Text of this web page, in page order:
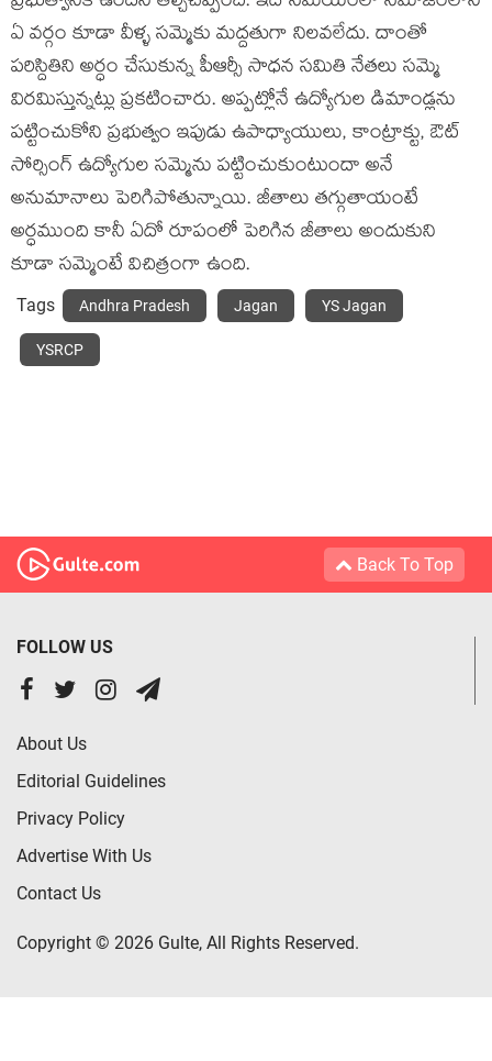
ఏ వర్గం కూడా వీళ్ళ సమ్మెకు మద్దతుగా నిలవలేదు. దాంతో
పరిస్దితిని అర్ధం చేసుకున్న పీఆర్సీ సాధన సమితి నేతలు సమ్మె
విరమిస్తున్నట్లు ప్రకటించారు. అప్పట్లోనే ఉద్యోగుల డిమాండ్లను
పట్టించుకోని ప్రభుత్వం ఇపుడు ఉపాధ్యాయులు, కాంట్రాక్టు, ఔట్
సోర్సింగ్ ఉద్యోగుల సమ్మెను పట్టించుకుంటుందా అనే
అనుమానాలు పెరిగిపోతున్నాయి. జీతాలు తగ్గుతాయంటే
అర్ధముంది కానీ ఏదో రూపంలో పెరిగిన జీతాలు అందుకుని
కూడా సమ్మెంటే విచిత్రంగా ఉంది.
Tags Andhra Pradesh Jagan YS Jagan
YSRCP
Back To Top
FOLLOW US
About Us
Editorial Guidelines
Privacy Policy
Advertise With Us
Contact Us
Copyright © 2026 Gulte, All Rights Reserved.